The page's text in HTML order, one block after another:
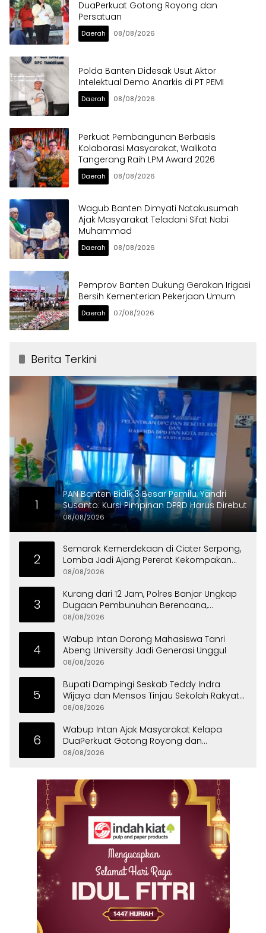
DuaPerkuat Gotong Royong dan
Persatuan
Daerah 08/08/2026
Polda Banten Didesak Usut Aktor
Intelektual Demo Anarkis di PT PEMI
Daerah 08/08/2026
Perkuat Pembangunan Berbasis
Kolaborasi Masyarakat, Walikota
Tangerang Raih LPM Award 2026
Daerah 08/08/2026
Wagub Banten Dimyati Natakusumah
Ajak Masyarakat Teladani Sifat Nabi
Muhammad
Daerah 08/08/2026
Pemprov Banten Dukung Gerakan Irigasi
Bersih Kementerian Pekerjaan Umum
Daerah 07/08/2026
Berita Terkini
1
PAN Banten Bidik 3 Besar Pemilu, Yandri
Susanto: Kursi Pimpinan DPRD Harus Direbut
08/08/2026
2
Semarak Kemerdekaan di Ciater Serpong,
Lomba Jadi Ajang Pererat Kekompakan
Warga
08/08/2026
3
Kurang dari 12 Jam, Polres Banjar Ungkap
Dugaan Pembunuhan Berencana,
Tersangka Diciduk di Bandung
08/08/2026
4
Wabup Intan Dorong Mahasiswa Tanri
Abeng University Jadi Generasi Unggul
08/08/2026
5
Bupati Dampingi Seskab Teddy Indra
Wijaya dan Mensos Tinjau Sekolah Rakyat
di Curug
08/08/2026
6
Wabup Intan Ajak Masyarakat Kelapa
DuaPerkuat Gotong Royong dan
Persatuan
08/08/2026